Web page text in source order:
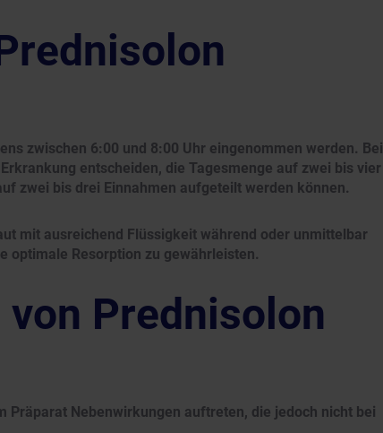
zwischen 6:00 und 8:00 Uhr eingenommen werden. Bei
entscheiden, die Tagesmenge auf zwei bis vier
zwei bis drei Einnahmen aufgeteilt werden können.
mit ausreichend Flüssigkeit während oder unmittelbar
optimale Resorption zu gewährleisten.
Prednisolon
Präparat Nebenwirkungen auftreten, die jedoch nicht bei